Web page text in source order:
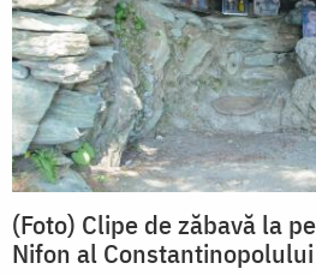
(Foto) Clipe de zăbavă la
Nifon al Constantinopolului